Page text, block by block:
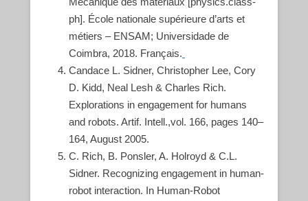
ph]. École nationale supérieure d’arts et
métiers – ENSAM; Universidade de
Coimbra, 2018. Français.
Candace L. Sidner, Christopher Lee, Cory
D. Kidd, Neal Lesh & Charles Rich.
Explorations in engagement for humans
and robots. Artif. Intell.,vol. 166, pages 140–
164, August 2005.
C. Rich, B. Ponsler, A. Holroyd & C.L.
Sidner. Recognizing engagement in human-
robot interaction. In Human-Robot